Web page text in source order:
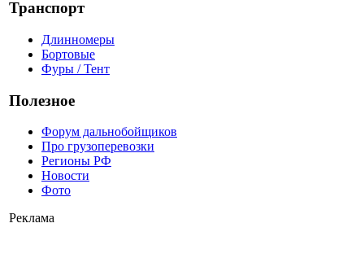
Транспорт
Длинномеры
Бортовые
Фуры / Тент
Полезное
Форум дальнобойщиков
Про грузоперевозки
Регионы РФ
Новости
Фото
Реклама